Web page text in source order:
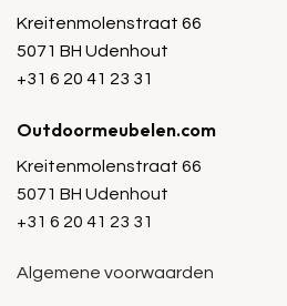
Kreitenmolenstraat 66
5071 BH Udenhout
+31 6 20 41 23 31
Outdoormeubelen.com
Kreitenmolenstraat 66
5071 BH Udenhout
+31 6 20 41 23 31
Algemene voorwaarden